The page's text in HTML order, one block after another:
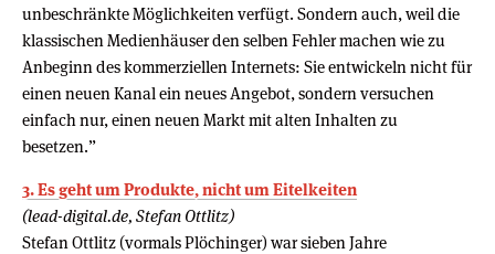
unbeschränkte Möglichkeiten verfügt. Sondern auch, weil die
klassischen Medienhäuser den selben Fehler machen wie zu
Anbeginn des kommerziellen Internets: Sie entwickeln nicht für
einen neuen Kanal ein neues Angebot, sondern versuchen
einfach nur, einen neuen Markt mit alten Inhalten zu
besetzen.”
3. Es geht um Produkte, nicht um Eitelkeiten
(lead-digital.de, Stefan Ottlitz)
Stefan Ottlitz (vormals Plöchinger) war sieben Jahre